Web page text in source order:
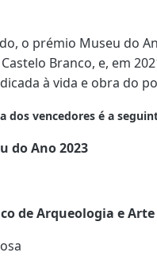
o prémio Museu do
Branco, e, em
à vida e obra do
dos vencedores é a
do Ano 2023
de Arqueologia e